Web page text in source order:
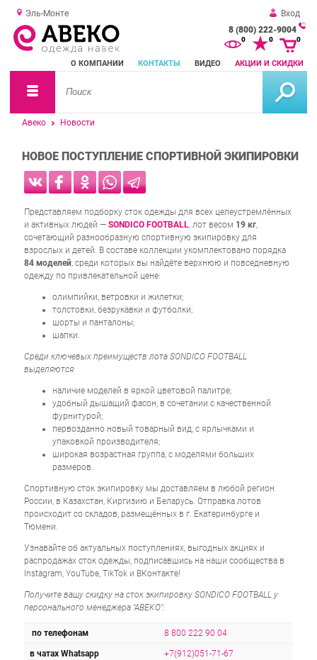
Эль-Монте
Вход
8 (800) 222-9004
О КОМПАНИИ КОНТАКТЫ ВИДЕО АКЦИИ И СКИДКИ
0 0 0
Авеко Новости
НОВОЕ ПОСТУПЛЕНИЕ СПОРТИВНОЙ ЭКИПИРОВКИ
Представляем подборку сток одежды для всех целеустремлённых
и активных людей — SONDICO FOOTBALL, лот весом 19 кг,
сочетающий разнообразную спортивную экипировку для
взрослых и детей. В составе коллекции укомплектовано порядка
84 моделей, среди которых вы найдёте верхнюю и повседневную
одежду по привлекательной цене:
олимпийки, ветровки и жилетки;
толстовки, безрукавки и футболки;
шорты и панталоны;
шапки.
Среди ключевых преимуществ лота SONDICO FOOTBALL
выделяются:
наличие моделей в яркой цветовой палитре;
удобный дышащий фасон, в сочетании с качественной
фурнитурой;
первозданно новый товарный вид, с ярлычками и
упаковкой производителя;
широкая возрастная группа, с моделями больших
размеров.
Спортивную сток экипировку мы доставляем в любой регион
России, в Казахстан, Киргизию и Беларусь. Отправка лотов
происходит со складов, размещённых в г. Екатеринбурге и
Тюмени.
Узнавайте об актуальных поступлениях, выгодных акциях и
распродажах сток одежды, подписавшись на наши сообщества в
Instagram, YouTube, TikTok и ВКонтакте!
Получите вашу скидку на сток экипировку SONDICO FOOTBALL у
персонального менеджера "АВЕКО":
по телефонам 8 800 222 90 04
в чатах Whatsapp +7(912)051-71-67